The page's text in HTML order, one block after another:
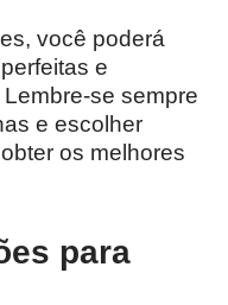
você poderá
e
se sempre
e escolher
os melhores
para